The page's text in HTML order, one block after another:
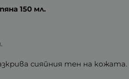
150 мл.
сияйния тен на кожата.